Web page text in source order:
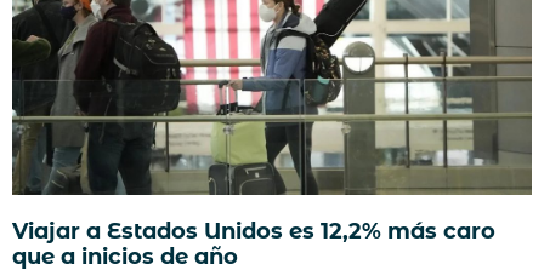
Viajar a Estados Unidos es 12,2% más caro
que a inicios de año